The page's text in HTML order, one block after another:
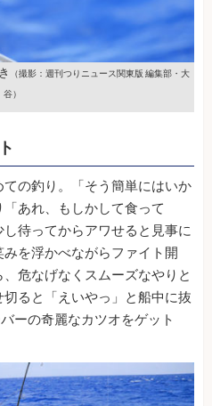
（撮影：週刊つりニュース関東版 編集部・大
谷）
の釣り。「そう簡単にはいか
あれ、もしかして食って
待ってからアワせると見事に
を浮かべながらファイト開
危なげなくスムーズなやりと
ると「えいやっ」と船中に抜
ーの奇麗なカツオをゲット